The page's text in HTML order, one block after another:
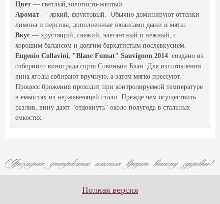
Цвет — светлый,золотисто-желтый.
Аромат — яркий, фруктовый. Обычно доминируют оттенки
лимона и персика, дополненные нюансами дыни и мяты.
Вкус — хрустящий, свежий, элегантный и нежный, с
хорошим балансом и долгим бархатистым послевкусием.
Eugenio Collavini, "Blanc Fumat" Sauvignon 2014 создано из
отборного винограда сорта Совиньон Блан. Для изготовления
вина ягоды собирают вручную, а затем мягко прессуют.
Процесс брожения проходит при контролируемой температуре
в емкостях из нержавеющей стали. Прежде чем осуществить
разлив, вину дают "отдохнуть" около полугода в стальных
емкостях.
Полная версия